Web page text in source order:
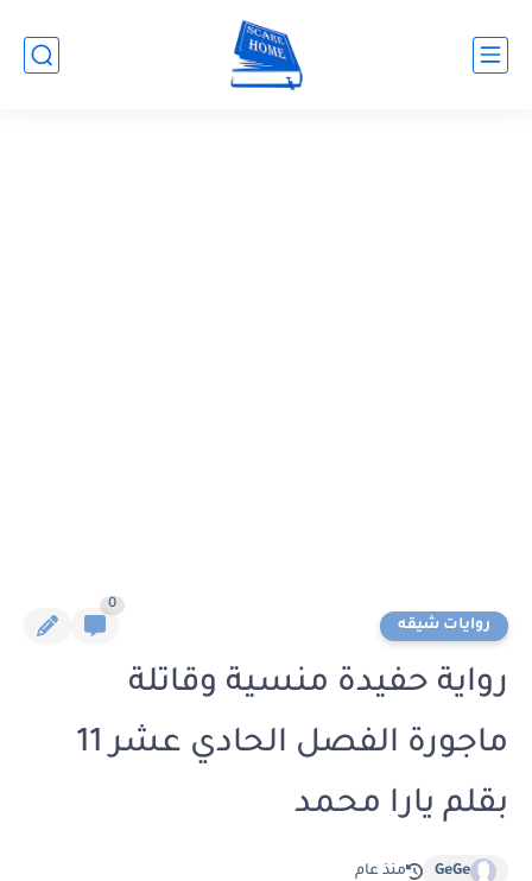
روايات شيقه
0
رواية حفيدة منسية وقاتلة
ماجورة الفصل الحادي عشر 11
بقلم يارا محمد
GeGe منذ عام